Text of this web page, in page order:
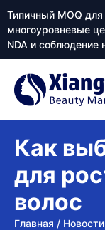
Типичный MOQ
многоуровневые
NDA и соблюдение
Как
для
волос
Главная / Новости